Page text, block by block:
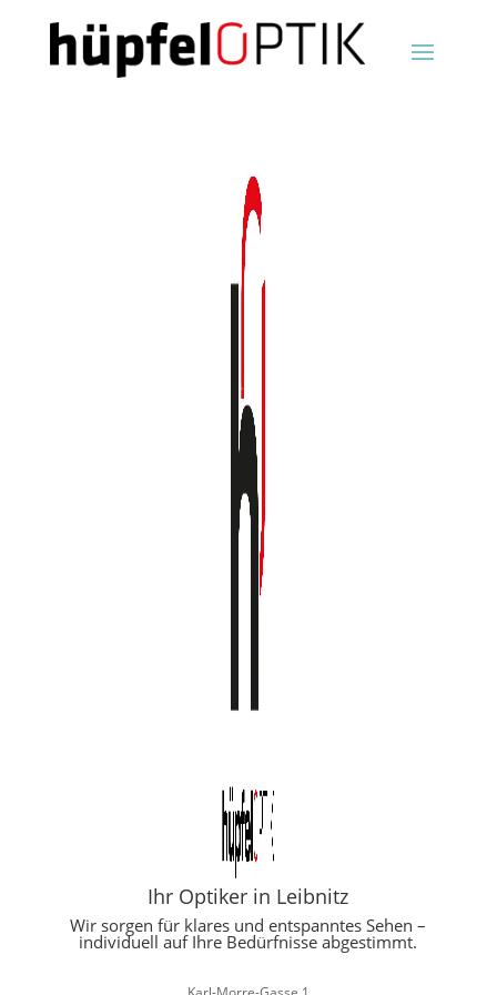
Ihr Optiker in Leibnitz
Wir sorgen für klares und entspanntes Sehen –
individuell auf Ihre Bedürfnisse abgestimmt.